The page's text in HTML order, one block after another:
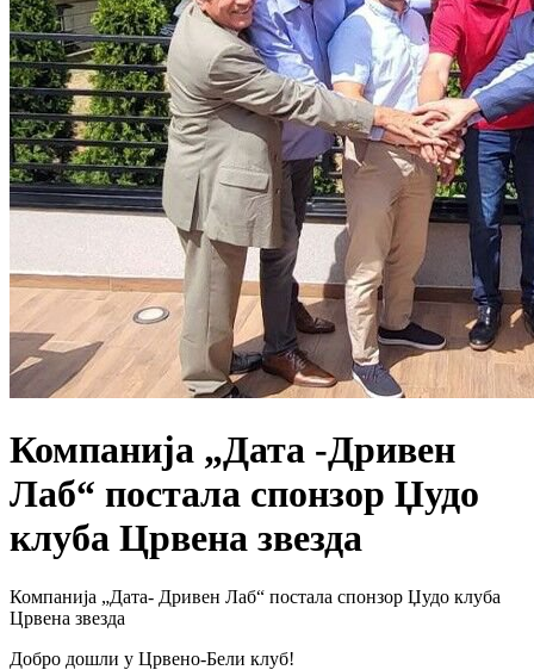
Компанија „Дата -Дривен
Лаб“ постала спонзор Џудо
клуба Црвена звезда
Компанија „Дата- Дривен Лаб“ постала спонзор Џудо клуба
Црвена звезда
Добро дошли у Црвено-Бели клуб!